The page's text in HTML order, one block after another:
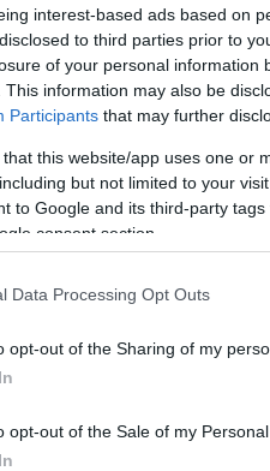
interest-based ads based on
to third parties prior to
of your personal information
This information may also be
Participants that may further
that this website/app uses one or
but not limited to your
to Google and its third-party
consent section.
Data Processing Opt Outs
opt-out of the Sharing of my
opt-out of the Sale of my Personal
όταν στη λεωφόρο
«καρφώθηκε» σε